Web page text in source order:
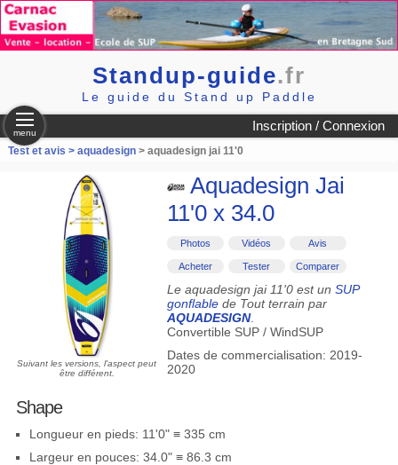
Standup-guide.fr
Le guide du Stand up Paddle
Inscription / Connexion
menu
Test et avis > aquadesign> aquadesign jai 11'0
Suivant les versions, l'aspect peut
être différent.
Aquadesign Jai
11'0 x 34.0
Photos Vidéos Avis
Acheter Tester Comparer
Le aquadesign jai 11'0 est un SUP
gonflablede Tout terrain par
AQUADESIGN.
Convertible SUP / WindSUP
Dates de commercialisation: 2019-
2020
Shape
Longueur en pieds: 11'0" ≡ 335 cm
Largeur en pouces: 34.0" ≡ 86.3 cm